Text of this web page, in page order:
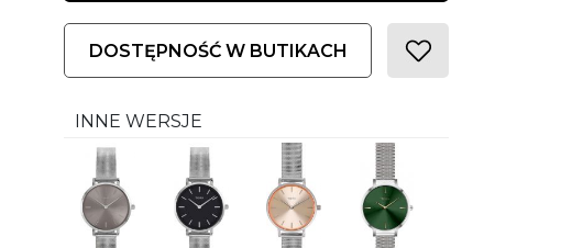
DOSTĘPNOŚĆ W BUTIKACH
INNE WERSJE